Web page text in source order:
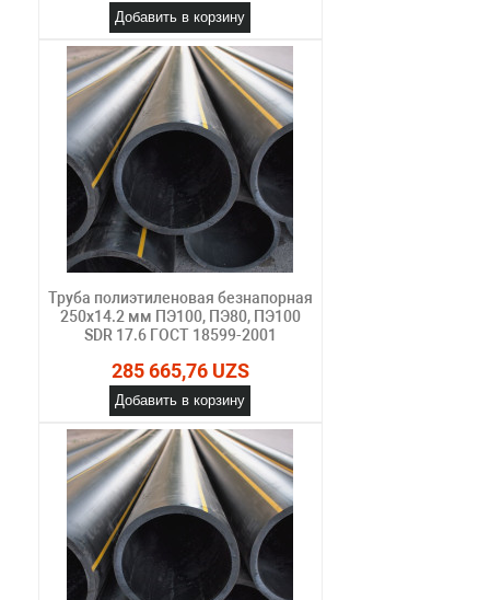
Добавить в корзину
Труба полиэтиленовая безнапорная
250х14.2 мм ПЭ100, ПЭ80, ПЭ100
SDR 17.6 ГОСТ 18599-2001
285 665,76 UZS
Добавить в корзину